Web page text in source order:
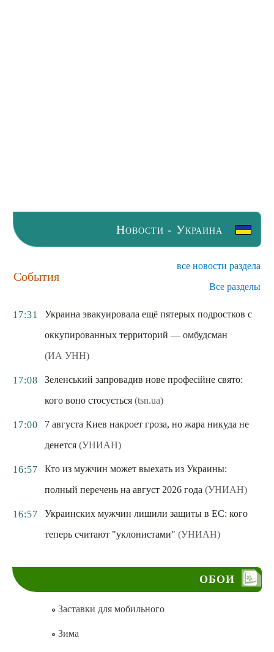
Новости - Украина
События
все новости раздела
Все разделы
17:31
Украина эвакуировала ещё пятерых подростков с
оккупированных территорий — омбудсман
(ИА УНН)
17:08
Зеленський запровадив нове професійне свято:
кого воно стосується (tsn.ua)
17:00
7 августа Киев накроет гроза, но жара никуда не
денется (УНИАН)
16:57
Кто из мужчин может выехать из Украины:
полный перечень на август 2026 года (УНИАН)
16:57
Украинских мужчин лишили защиты в ЕС: кого
теперь считают "уклонистами" (УНИАН)
ОБОИ
Заставки для мобильного
Зима